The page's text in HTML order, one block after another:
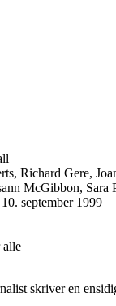
Richard Gere,
McGibbon, Sara
10. september 1999
skriver en